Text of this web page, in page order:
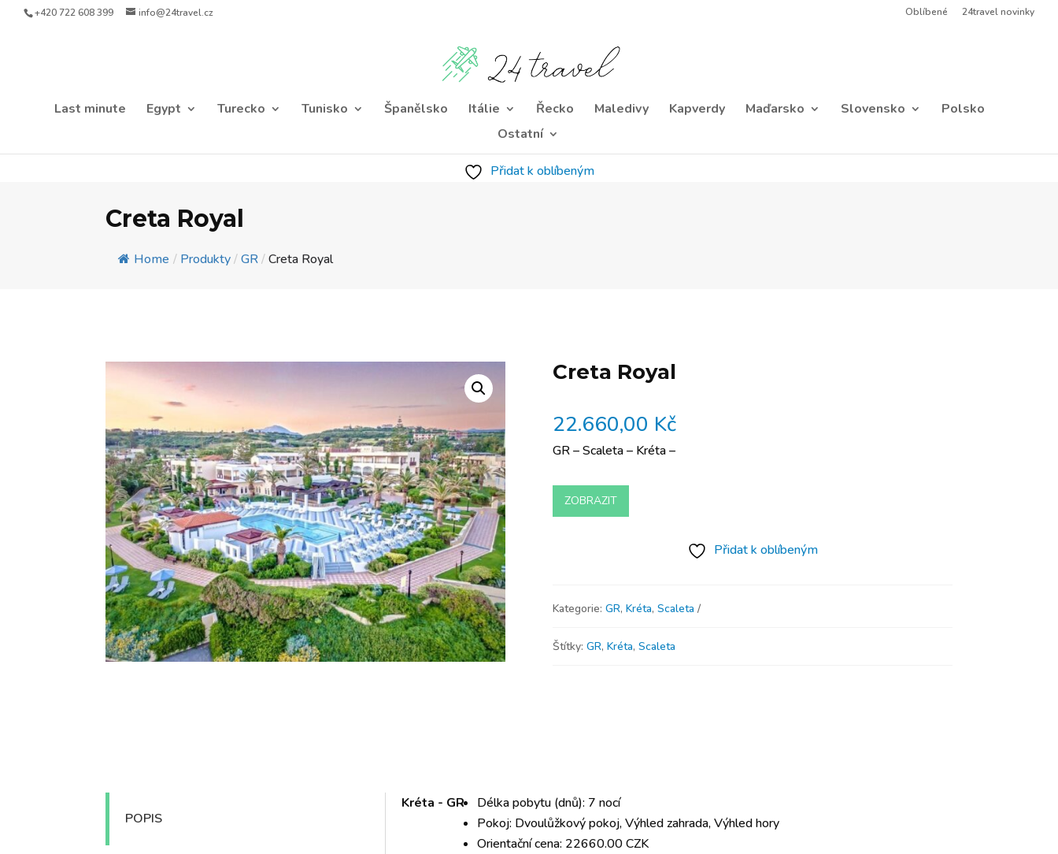
+420 722 608 399 info@24travel.cz Oblíbené 24travel novinky
Last minute Egypt Turecko Tunisko Španělsko Itálie Řecko Maledivy Kapverdy Maďarsko Slovensko
Polsko
Ostatní
Přidat k oblíbeným
Creta Royal
Home / Produkty / GR / Creta Royal
Creta Royal
22.660,00 Kč
GR – Scaleta – Kréta –
ZOBRAZIT
Přidat k oblíbeným
Kategorie: GR, Kréta, Scaleta
Štítky: GR, Kréta, Scaleta
POPIS
Kréta - GR
Délka pobytu (dnů): 7 nocí
Pokoj: Dvoulůžkový pokoj, Výhled zahrada, Výhled hory
Orientační cena: 22660.00 CZK